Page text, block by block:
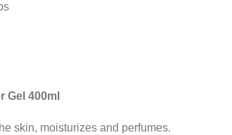
Gel 400ml
skin, moisturizes and perfumes.